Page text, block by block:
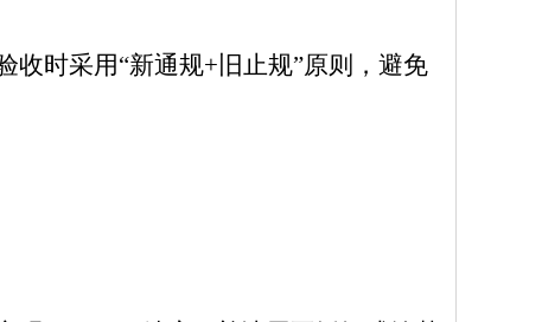
收时采用“新通规+旧止规”原则，避免